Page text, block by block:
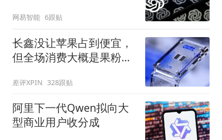
网易智能 6跟贴
长鑫没让苹果占到便宜，
但全场消费大概是果粉买
差评XPIN 328跟贴
阿里下一代Qwen拟向大
型商业用户收分成